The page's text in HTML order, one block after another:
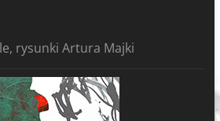
rysunki Artura Majki